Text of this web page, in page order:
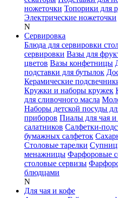
ножеточки Топорики для
Электрические ножеточки
N
Сервировка
Блюда для сервировки
сервировки Вазы для
цветов Вазы конфетницы
подставки для бутылок
Керамические
Кружки и наборы кружек
для сливочного масла
Наборы детской посуды
приборов Пиалы для чая и
салатников Салфетки-
бумажных салфеток
Столовые тарелки
менажницы Фарфоровые
столовые сервизы
блюдцами
N
Для чая и кофе